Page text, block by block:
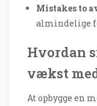
Mistakes to
almindelige
Hvordan
vækst
At opbygge en